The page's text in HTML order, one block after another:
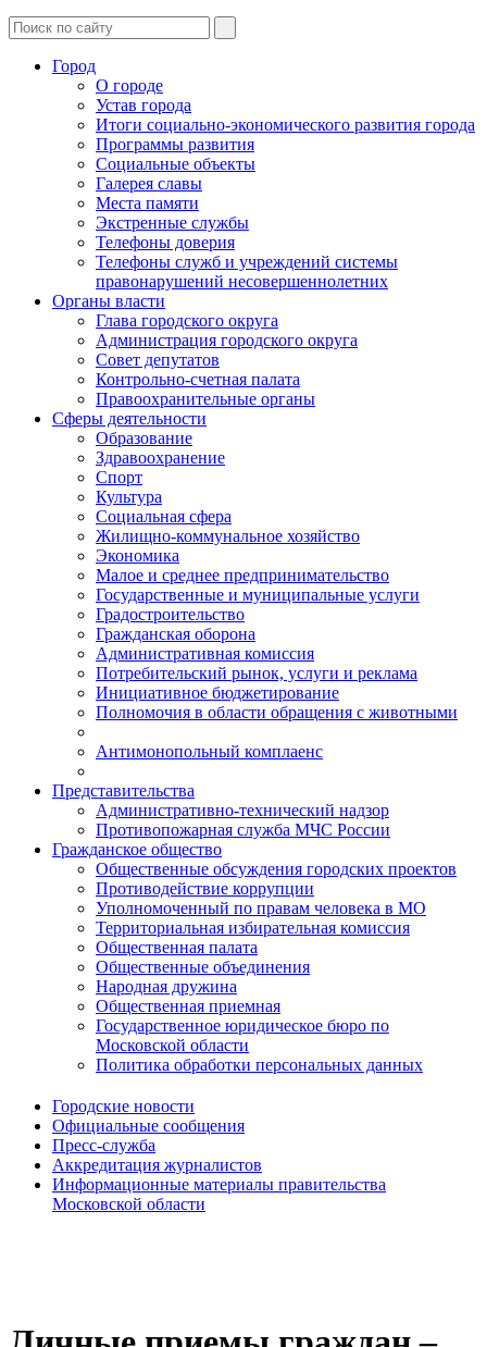
Город
О городе
Устав города
Итоги социально-экономического развития города
Программы развития
Социальные объекты
Галерея славы
Места памяти
Экстренные службы
Телефоны доверия
Телефоны служб и учреждений системы
правонарушений несовершеннолетних
Органы власти
Глава городского округа
Администрация городcкого округа
Совет депутатов
Контрольно-счетная палата
Правоохранительные органы
Сферы деятельности
Образование
Здравоохранение
Спорт
Культура
Социальная сфера
Жилищно-коммунальное хозяйство
Экономика
Малое и среднее предпринимательство
Государственные и муниципальные услуги
Градостроительство
Гражданская оборона
Административная комиссия
Потребительский рынок, услуги и реклама
Инициативное бюджетирование
Полномочия в области обращения с животными
Антимонопольный комплаенс
Представительства
Административно-технический надзор
Противопожарная служба МЧС России
Гражданское общество
Общественные обсуждения городских проектов
Противодействие коррупции
Уполномоченный по правам человека в МО
Территориальная избирательная комиссия
Общественная палата
Общественные объединения
Народная дружина
Общественная приемная
Государственное юридическое бюро по
Московской области
Политика обработки персональных данных
Городские новости
Официальные сообщения
Пресс-служба
Аккредитация журналистов
Информационные материалы правительства
Московской области